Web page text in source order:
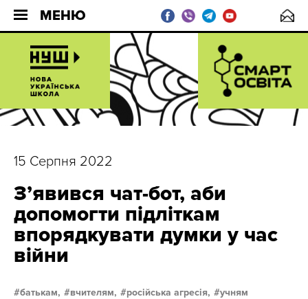
МЕНЮ
15 Серпня 2022
З’явився чат-бот, аби
допомогти підліткам
впорядкувати думки у час
війни
батькам, вчителям, російська агресія, учням